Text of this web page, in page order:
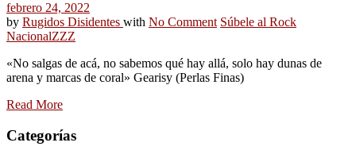
febrero 24, 2022
by Rugidos Disidentes with No Comment Súbele al Rock
NacionalZZZ
«No salgas de acá, no sabemos qué hay allá, solo hay dunas de
arena y marcas de coral» Gearisy (Perlas Finas)
Read More
Categorías